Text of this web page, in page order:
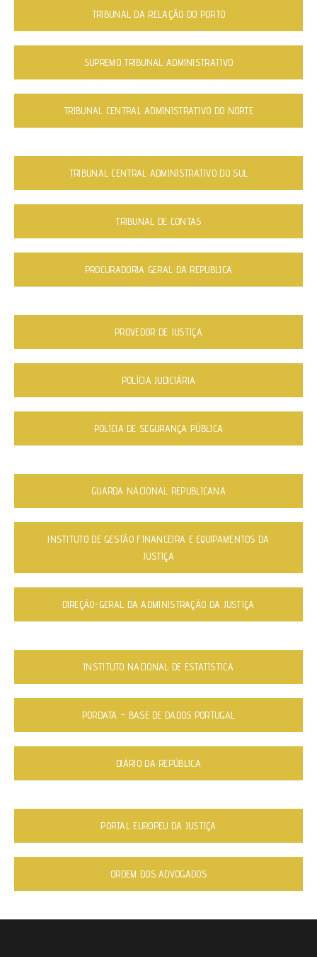
TRIBUNAL DA RELAÇÃO DO PORTO
SUPREMO TRIBUNAL ADMINISTRATIVO
TRIBUNAL CENTRAL ADMINISTRATIVO DO NORTE
TRIBUNAL CENTRAL ADMINISTRATIVO DO SUL
TRIBUNAL DE CONTAS
PROCURADORIA GERAL DA REPUBLICA
PROVEDOR DE JUSTIÇA
POLÍCIA JUDICIÁRIA
POLÍCIA DE SEGURANÇA PÚBLICA
GUARDA NACIONAL REPUBLICANA
INSTITUTO DE GESTÃO FINANCEIRA E EQUIPAMENTOS DA
JUSTIÇA
DIREÇÃO-GERAL DA ADMINISTRAÇÃO DA JUSTIÇA
INSTITUTO NACIONAL DE ESTATÍSTICA
PORDATA – BASE DE DADOS PORTUGAL
DIÁRIO DA REPÚBLICA
PORTAL EUROPEU DA JUSTIÇA
ORDEM DOS ADVOGADOS